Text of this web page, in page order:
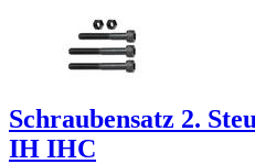
Schraubensatz 2.
IH IHC